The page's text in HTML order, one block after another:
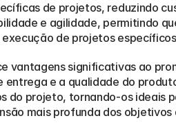
de projetos, reduzindo
e agilidade, permitindo
de projetos
vantagens significativas ao
e a qualidade do
do projeto, tornando-os ideais
mais profunda dos